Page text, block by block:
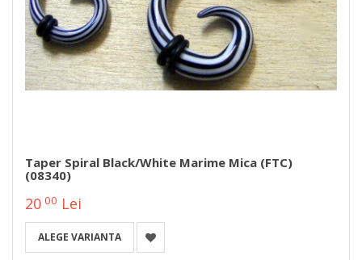
Taper Spiral Black/White Marime Mica (FTC)
(08340)
20 00 Lei
ALEGE VARIANTA